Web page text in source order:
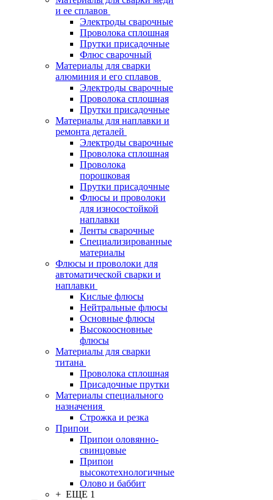
и ее сплавов
Электроды сварочные
Проволока сплошная
Прутки присадочные
Флюс сварочный
Материалы для сварки
алюминия и его сплавов
Электроды сварочные
Проволока сплошная
Прутки присадочные
Материалы для наплавки и
ремонта деталей
Электроды сварочные
Проволока сплошная
Проволока
порошковая
Прутки присадочные
Флюсы и проволоки
для износостойкой
наплавки
Ленты сварочные
Специализированные
материалы
Флюсы и проволоки для
автоматической сварки и
наплавки
Кислые флюсы
Нейтральные флюсы
Основные флюсы
Высокоосновные
флюсы
Материалы для сварки
титана
Проволока сплошная
Присадочные прутки
Материалы специального
назначения
Строжка и резка
Припои
Припои оловянно-
свинцовые
Припои
высокотехнологичные
Олово и баббит
+ ЕЩЕ 1